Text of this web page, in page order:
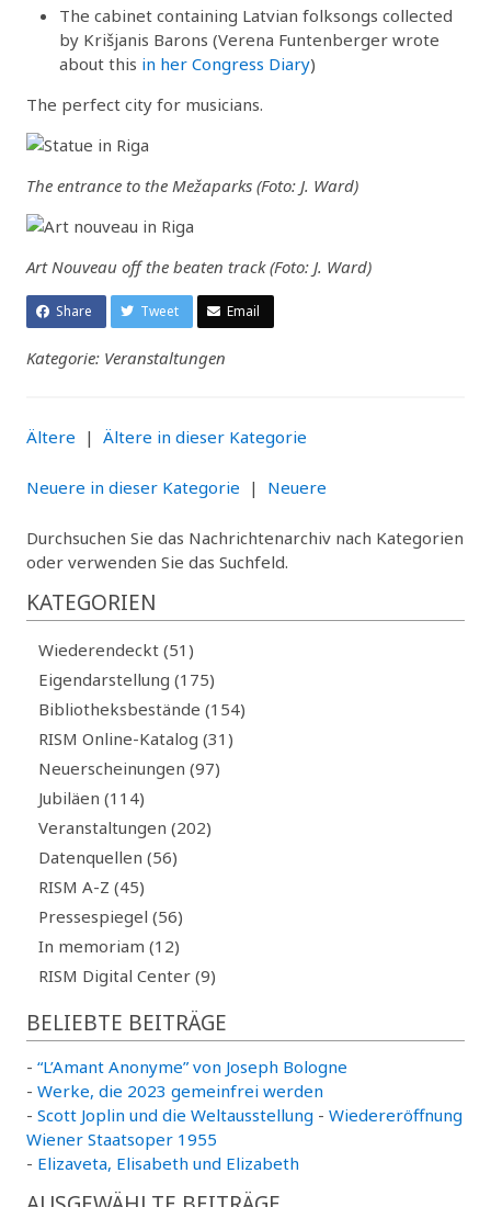
The cabinet containing Latvian folksongs collected
by Krišjanis Barons (Verena Funtenberger wrote
about this in her Congress Diary)
The perfect city for musicians.
The entrance to the Mežaparks (Foto: J. Ward)
Art Nouveau off the beaten track (Foto: J. Ward)
Share Tweet Email
Kategorie: Veranstaltungen
Ältere | Ältere in dieser Kategorie
Neuere in dieser Kategorie | Neuere
Durchsuchen Sie das Nachrichtenarchiv nach Kategorien
oder verwenden Sie das Suchfeld.
KATEGORIEN
Wiederendeckt (51)
Eigendarstellung (175)
Bibliotheksbestände (154)
RISM Online-Katalog (31)
Neuerscheinungen (97)
Jubiläen (114)
Veranstaltungen (202)
Datenquellen (56)
RISM A-Z (45)
Pressespiegel (56)
In memoriam (12)
RISM Digital Center (9)
BELIEBTE BEITRÄGE
- “L’Amant Anonyme” von Joseph Bologne
- Werke, die 2023 gemeinfrei werden
- Scott Joplin und die Weltausstellung - Wiedereröffnung
Wiener Staatsoper 1955
- Elizaveta, Elisabeth und Elizabeth